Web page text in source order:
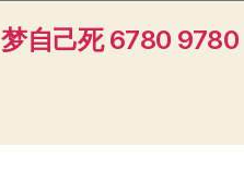
梦自己死 6780 9780